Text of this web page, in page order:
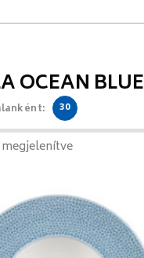
OCEAN BLUE
30